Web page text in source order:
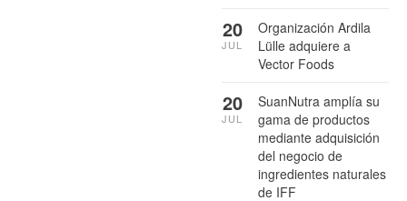
Organización Ardila
Lülle adquiere a
Vector Foods
20
JUL
SuanNutra amplía su
gama de productos
mediante adquisición
del negocio de
ingredientes naturales
de IFF
20
JUL